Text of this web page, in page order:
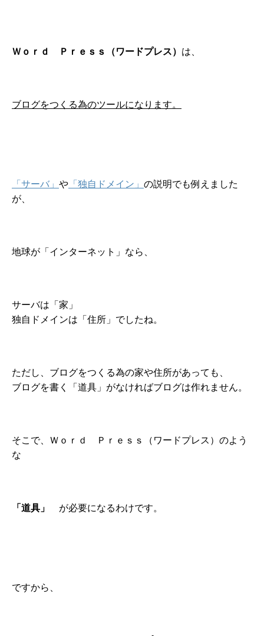
Ｗｏｒｄ Ｐｒｅｓｓ（ワードプレス） は、
ブログをつくる為のツールになります。
「サーバ」 や 「独自ドメイン」 の説明でも例えました
が、
地球が「インターネット」なら、
サーバは「家」
独自ドメインは「住所」でしたね。
ただし、ブログをつくる為の家や住所があっても、
ブログを書く「道具」がなければブログは作れません。
そこで、Ｗｏｒｄ Ｐｒｅｓｓ（ワードプレス）のよう
な
「道具」 が必要になるわけです。
ですから、